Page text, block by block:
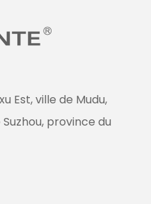
Est, ville de Mudu,
province du